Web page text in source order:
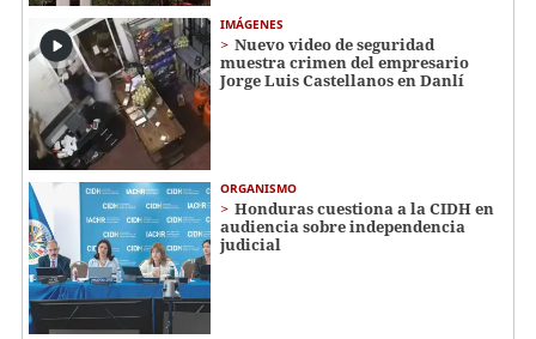
IMÁGENES
Nuevo video de seguridad
muestra crimen del empresario
Jorge Luis Castellanos en Danlí
ORGANISMO
Honduras cuestiona a la CIDH en
audiencia sobre independencia
judicial